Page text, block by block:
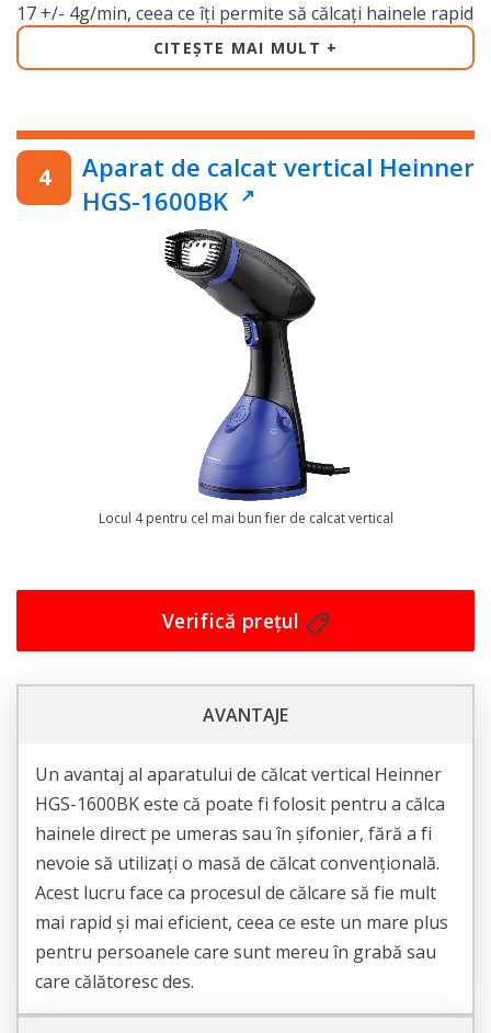
17 +/- 4g/min, ceea ce îți permite să călcați hainele rapid
și eficient, fără a fi nevoie să aplici presiune.
continuu poți călca cu ușurință țesături delicate sau
haine cu pliuri adânci.
Aparatul de călcat vertical Heinner HGS-1100PP este
ușor de manevrat, având un design ergonomic și
confortabil. De asemenea, poți călca hainele direct pe
umeras, fără a fi nevoie să folosești o masă de călcat.
Acest aparat de călcat vertical economisește timp și este
perfect pentru a fi folosit în fiecare zi, atât acasă, cât și
Cu acest aparat de călcat vertical, îți vei putea întreține
hainele într-un mod eficient și profesionist, obținând
rezultate excelente fără a depune un efort suplimentar.
Achiziționează acum aparatul de călcat vertical Heinner
Comandă acum și profitați de avantajele oferite de
acest aparat de călcat vertical!
CITEȘTE MAI MULT
Aparat de calcat vertical Heinner
HGS-1600BK
Locul 4 pentru cel mai bun fier de calcat vertical
Verifică prețul
AVANTAJE
Un avantaj al aparatului de călcat vertical Heinner
HGS-1600BK este că poate fi folosit pentru a călca
hainele direct pe umeras sau în șifonier, fără a fi
nevoie să utilizați o masă de călcat convențională.
Acest lucru face ca procesul de călcare să fie mult
mai rapid și mai eficient, ceea ce este un mare plus
pentru persoanele care sunt mereu în grabă sau
care călătoresc des.